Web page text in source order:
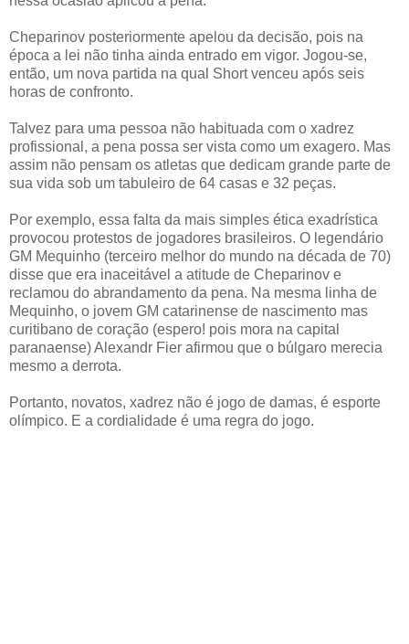
Cheparinov posteriormente apelou da decisão, pois na
época a lei não tinha ainda entrado em vigor. Jogou-se,
então, um nova partida na qual Short venceu após seis
horas de confronto.
Talvez para uma pessoa não habituada com o xadrez
profissional, a pena possa ser vista como um exagero. Mas
assim não pensam os atletas que dedicam grande parte de
sua vida sob um tabuleiro de 64 casas e 32 peças.
Por exemplo, essa falta da mais simples ética exadrística
provocou protestos de jogadores brasileiros. O legendário
GM Mequinho (terceiro melhor do mundo na década de 70)
disse que era inaceitável a atitude de Cheparinov e
reclamou do abrandamento da pena. Na mesma linha de
Mequinho, o jovem GM catarinense de nascimento mas
curitibano de coração (espero! pois mora na capital
paranaense) Alexandr Fier afirmou que o búlgaro merecia
mesmo a derrota.
Portanto, novatos, xadrez não é jogo de damas, é esporte
olímpico. E a cordialidade é uma regra do jogo.